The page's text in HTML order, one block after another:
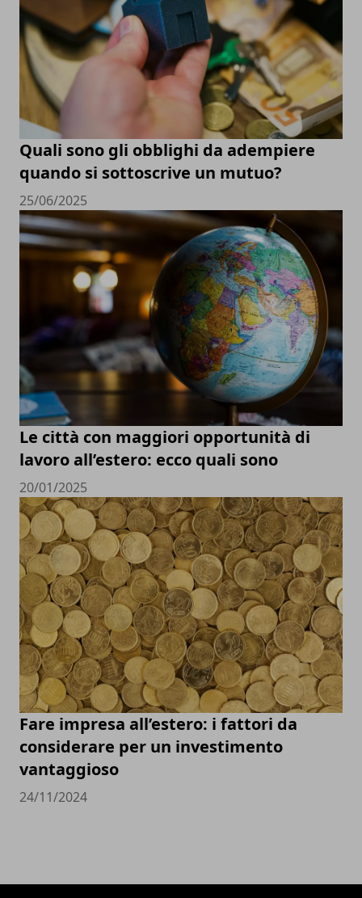
Quali sono gli obblighi da adempiere
quando si sottoscrive un mutuo?
25/06/2025
Le città con maggiori opportunità di
lavoro all’estero: ecco quali sono
20/01/2025
Fare impresa all’estero: i fattori da
considerare per un investimento
vantaggioso
24/11/2024